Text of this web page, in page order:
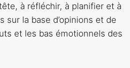
à réfléchir, à planifier et à
la base d’opinions et de
et les bas émotionnels des